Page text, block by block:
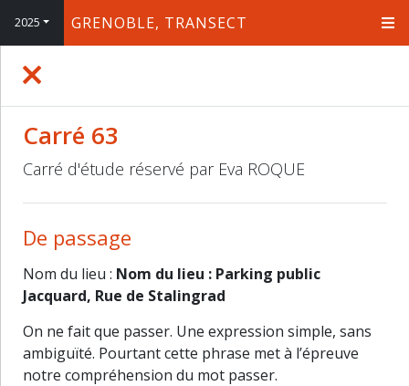
2025 GRENOBLE, TRANSECT
+
Carré 63
Carré d'étude réservé par Eva ROQUE
De passage
Nom du lieu : Nom du lieu : Parking public
Jacquard, Rue de Stalingrad
On ne fait que passer. Une expression simple, sans
ambiguïté. Pourtant cette phrase met à l’épreuve
notre compréhension du mot passer.